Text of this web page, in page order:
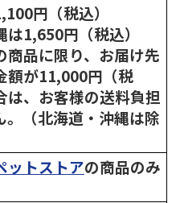
円（税込）
1,650円（税込）
商品に限り、お届け先
額が11,000円（税
は、お客様の送料負担
。（北海道・沖縄は除
ットストアの商品のみ